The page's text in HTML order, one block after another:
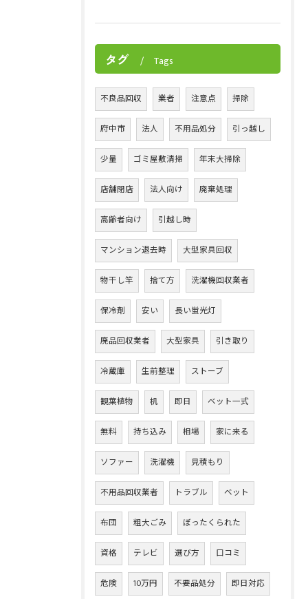
タグ Tags
不良品回収 業者 注意点 掃除
府中市 法人 不用品処分 引っ越し
少量 ゴミ屋敷清掃 年末大掃除
店舗閉店 法人向け 廃棄処理
高齢者向け 引越し時
マンション退去時 大型家具回収
物干し竿 捨て方 洗濯機回収業者
保冷剤 安い 長い蛍光灯
廃品回収業者 大型家具 引き取り
冷蔵庫 生前整理 ストーブ
観葉植物 机 即日 ベット一式
無料 持ち込み 相場 家に来る
ソファー 洗濯機 見積もり
不用品回収業者 トラブル ベット
布団 粗大ごみ ぼったくられた
資格 テレビ 選び方 口コミ
危険 10万円 不要品処分 即日対応